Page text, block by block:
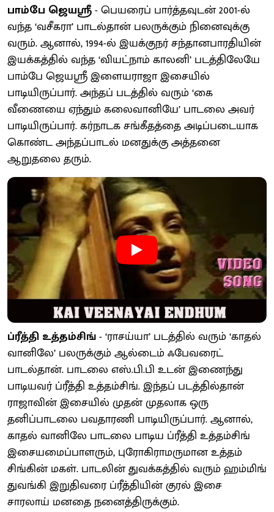
பாம்பே ஜெயஸ்ரீ- பெயரைப் பார்த்தவுடன் 2001-ல்
வந்த ‘வசீகரா’ பாடல்தான் பலருக்கும் நினைவுக்கு
வரும். ஆனால், 1994-ல் இயக்குநர் சந்தானபாரதியின்
இயக்கத்தில் வந்த ‘வியட்நாம் காலனி’ படத்திலேயே
பாம்பே ஜெயஸ்ரீ இளையராஜா இசையில்
பாடியிருப்பார். அந்தப் படத்தில் வரும் ‘கை
வீணையை ஏந்தும் கலைவானியே’ பாடலை அவர்
பாடியிருப்பார். கர்நாடக சங்கீதத்தை அடிப்படையாக
கொண்ட அந்தப்பாடல் மனதுக்கு அத்தனை
ஆறுதலை தரும்.
ப்ரீத்தி உத்தம்சிங்- ‘ராசய்யா’ படத்தில் வரும் ‘காதல்
வானிலே’ பலருக்கும் ஆல்டைம் ஃபேவரைட்
பாடல்தான். பாடலை எஸ்.பி.பி உடன் இணைந்து
பாடியவர் ப்ரீத்தி உத்தம்சிங். இந்தப் படத்தில்தான்
ராஜாவின் இசையில் முதன் முதலாக ஒரு
தனிப்பாடலை பவதாரணி பாடியிருப்பார். ஆனால்,
காதல் வானிலே பாடலை பாடிய ப்ரீத்தி உத்தம்சிங்
இசையமைப்பாளரும், புரோகிராமருமான உத்தம்
சிங்கின் மகள். பாடலின் துவக்கத்தில் வரும் ஹம்மிங்
துவங்கி இறுதிவரை ப்ரீத்தியின் குரல் இசை
சாரலாய் மனதை நனைத்திருக்கும்.